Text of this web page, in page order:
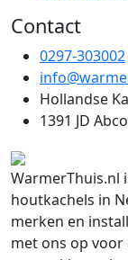
Contact
0297-303002
Hollandse
1391 JD
WarmerThuis.nl
houtkachels in
merken en
met ons op